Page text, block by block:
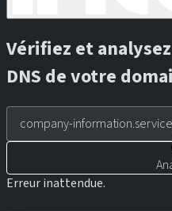
Vérifiez et
DNS de votre
Erreur inattendue.